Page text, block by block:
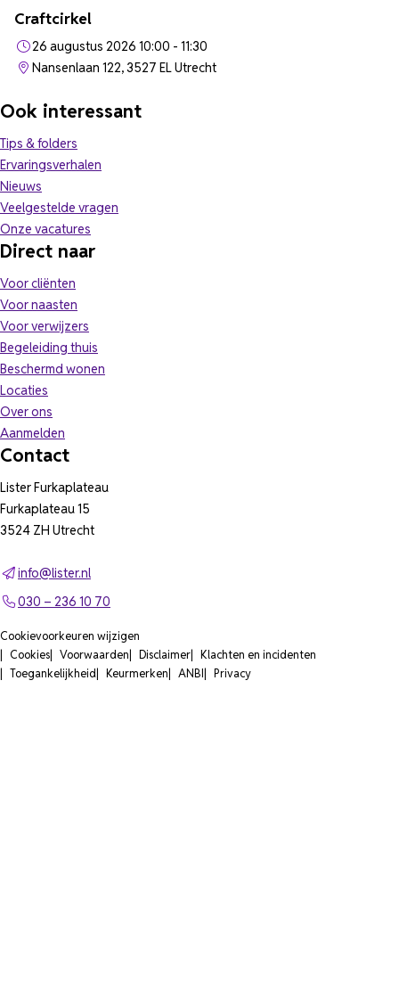
Craftcirkel
26 augustus 2026 10:00 - 11:30
Nansenlaan 122, 3527 EL Utrecht
Ook interessant
Tips & folders
Ervaringsverhalen
Nieuws
Veelgestelde vragen
Onze vacatures
Direct naar
Voor cliënten
Voor naasten
Voor verwijzers
Begeleiding thuis
Beschermd wonen
Locaties
Over ons
Aanmelden
Contact
Lister Furkaplateau
Furkaplateau 15
3524 ZH Utrecht
info@lister.nl
030 – 236 10 70
Cookievoorkeuren wijzigen
Cookies
Voorwaarden Disclaimer
Klachten en incidenten
Toegankelijkheid
Keurmerken ANBI Privacy